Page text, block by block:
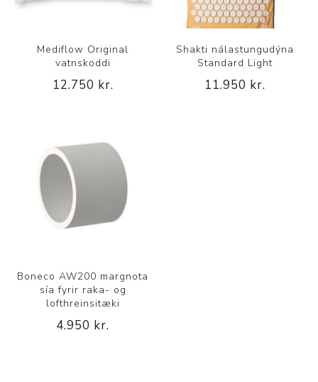
Mediflow Original
vatnskoddi
12.750 kr.
Shakti nálastungudýna
Standard Light
11.950 kr.
Boneco AW200 margnota
sía fyrir raka- og
lofthreinsitæki
4.950 kr.